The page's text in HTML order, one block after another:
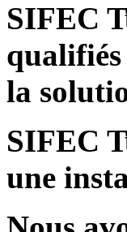
SIFEC
qualifiés
la
SIFEC
une